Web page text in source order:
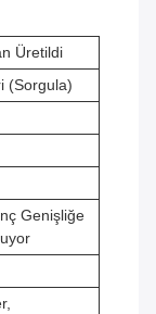
Üretildi
(Sorgula)
Genişliğe